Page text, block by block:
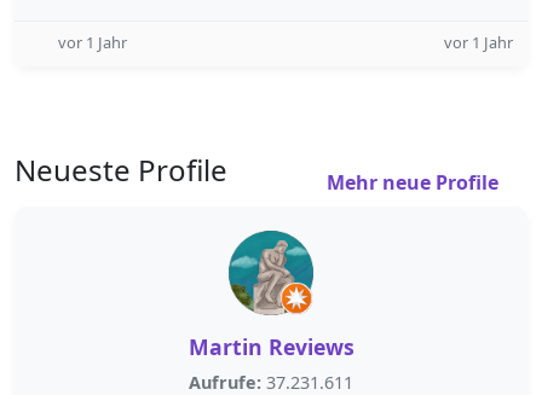
vor 1 Jahr vor 1 Jahr
Neueste Profile Mehr neue Profile
Martin Reviews
Aufrufe: 37.231.611